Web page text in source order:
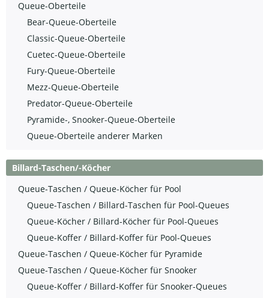
Queue-Oberteile
Bear-Queue-Oberteile
Classic-Queue-Oberteile
Cuetec-Queue-Oberteile
Fury-Queue-Oberteile
Mezz-Queue-Oberteile
Predator-Queue-Oberteile
Pyramide-, Snooker-Queue-Oberteile
Queue-Oberteile anderer Marken
Billard-Taschen/-Köcher
Queue-Taschen / Queue-Köcher für Pool
Queue-Taschen / Billard-Taschen für Pool-Queues
Queue-Köcher / Billard-Köcher für Pool-Queues
Queue-Koffer / Billard-Koffer für Pool-Queues
Queue-Taschen / Queue-Köcher für Pyramide
Queue-Taschen / Queue-Köcher für Snooker
Queue-Koffer / Billard-Koffer für Snooker-Queues